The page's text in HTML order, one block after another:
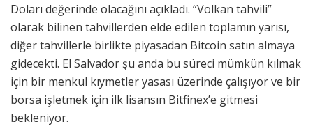
Doları değerinde olacağını açıkladı. “Volkan tahvili”
olarak bilinen tahvillerden elde edilen toplamın yarısı,
diğer tahvillerle birlikte piyasadan Bitcoin satın almaya
gidecekti. El Salvador şu anda bu süreci mümkün kılmak
için bir menkul kıymetler yasası üzerinde çalışıyor ve bir
borsa işletmek için ilk lisansın Bitfinex’e gitmesi
bekleniyor.